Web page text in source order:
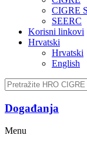
CIGRE
SEERC
Korisni linkovi
Hrvatski
Hrvatski
English
Događanja​
Menu